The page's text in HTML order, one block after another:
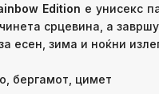
Edition е унисекс
срцевина, а
есен, зима и ноќни
бергамот, цимет